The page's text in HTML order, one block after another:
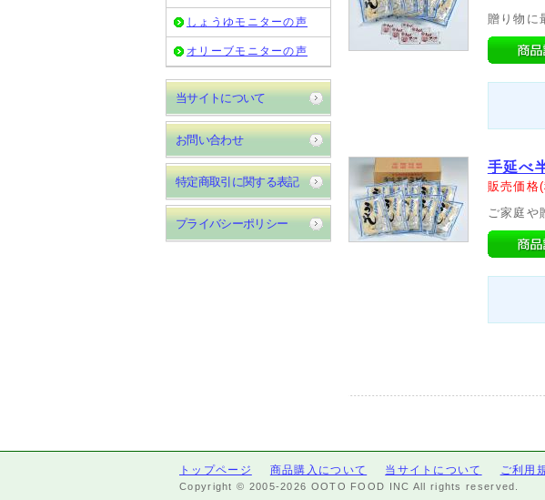
しょうゆモニターの声
オリーブモニターの声
当サイトについて
お問い合わせ
特定商取引に関する表記
プライバシーポリシー
贈り物に
手延べ
販売価格
ご家庭や
トップページ 商品購入について 当サイトについて ご利用
Copyright © 2005-2026 OOTO FOOD INC All rights reserved.